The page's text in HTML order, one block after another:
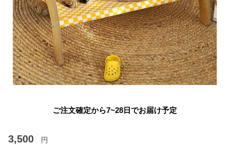
ご注文確定から7~28日でお届け予定
3,500 円